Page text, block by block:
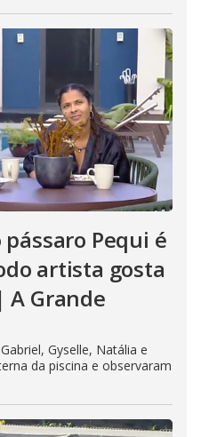
Pequi é
artista gosta
A Grande
Gyselle, Natália e
da piscina e observaram